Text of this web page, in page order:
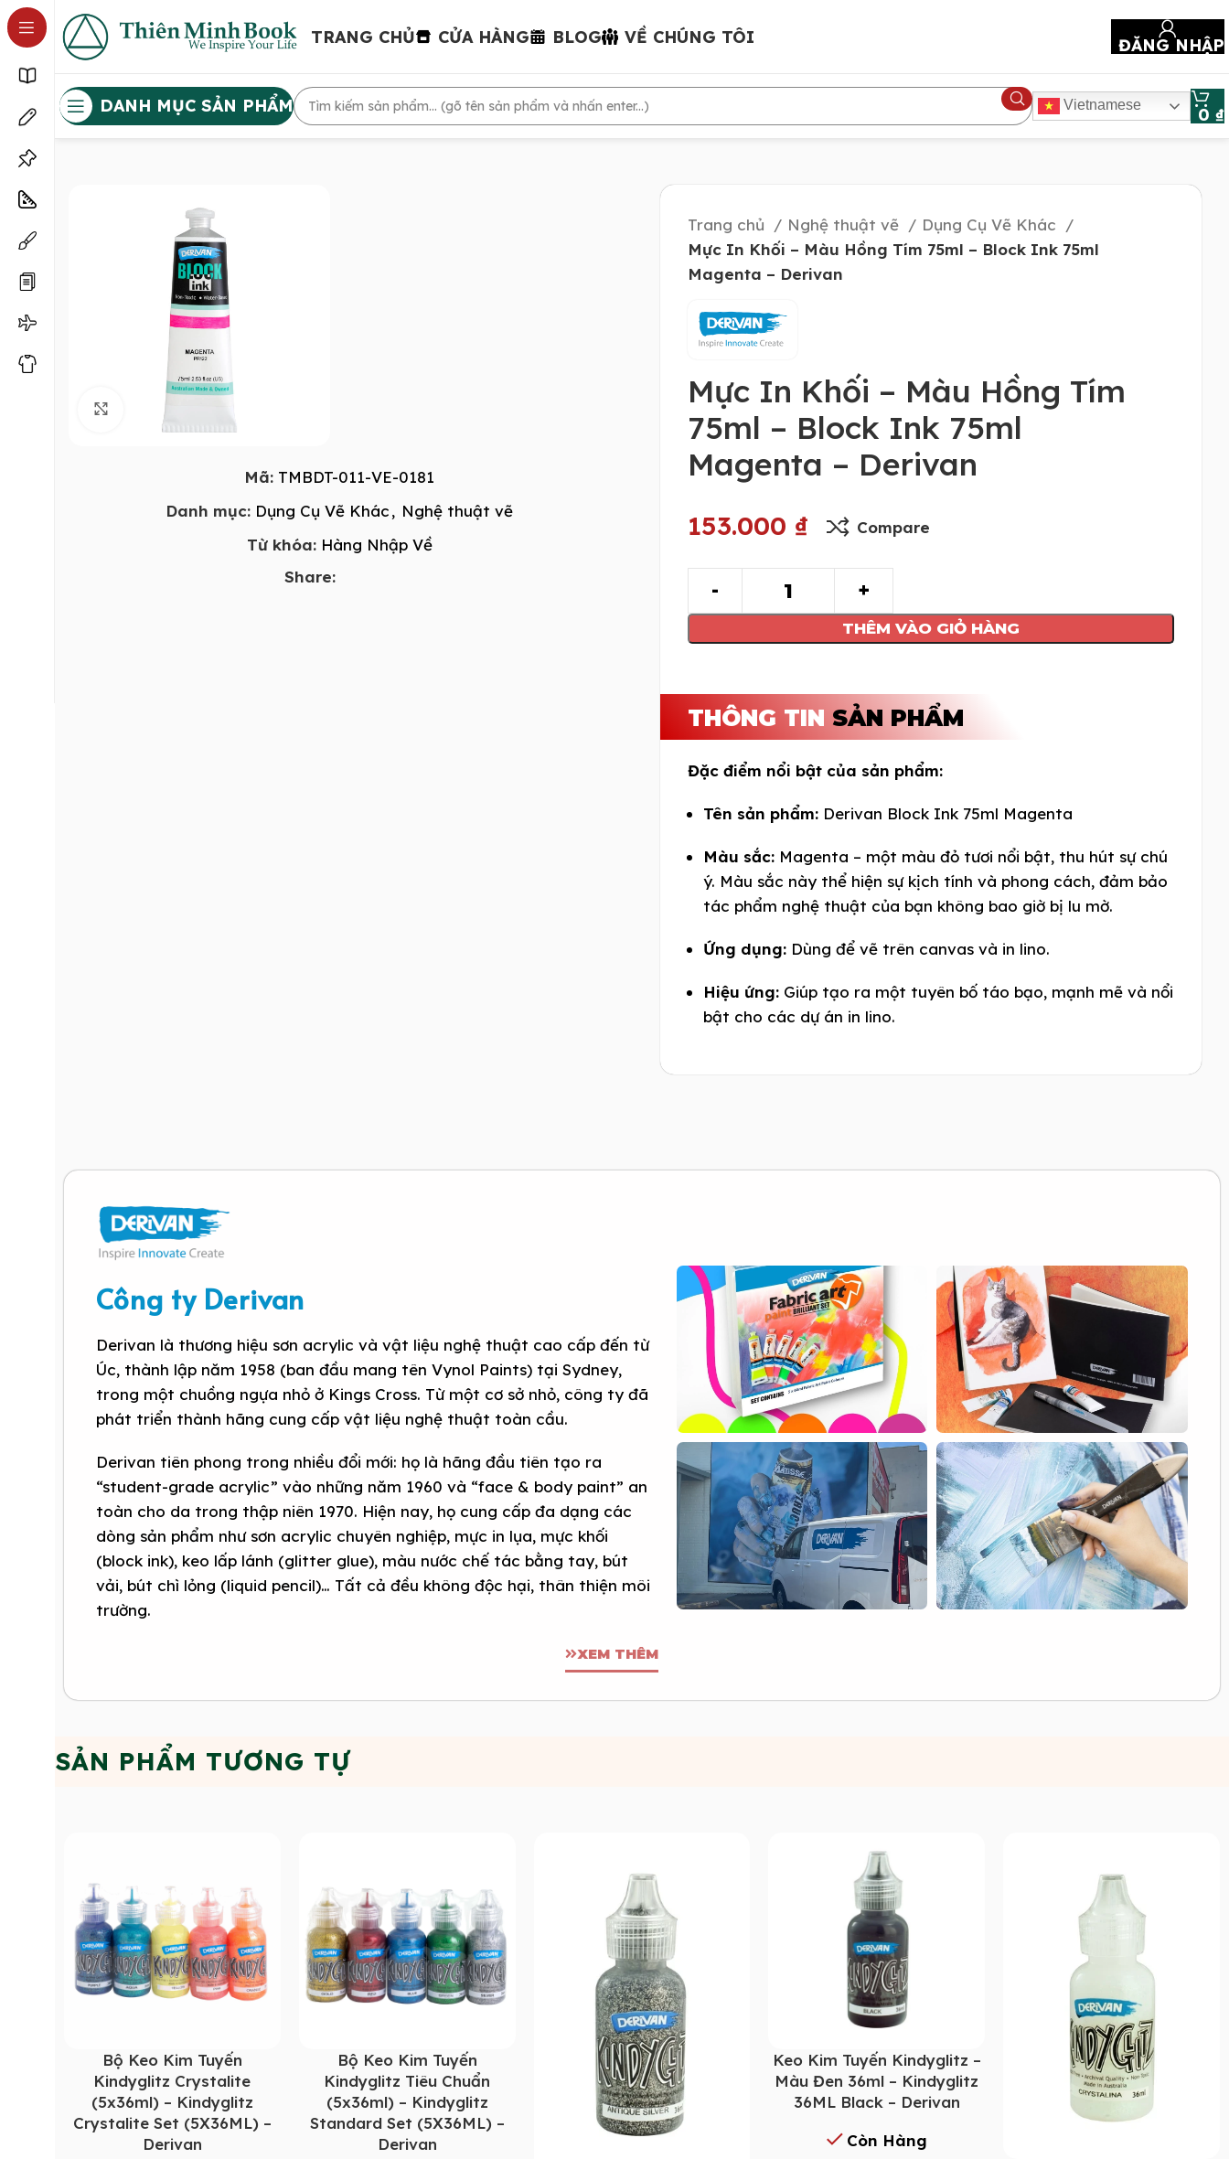
TRANG CHỦ CỬA HÀNG BLOG VỀ CHÚNG TÔI ĐĂNG NHẬP
DANH MỤC SẢN PHẨM Vietnamese 0 ₫
Click to enlarge
Mã: TMBDT-011-VE-0181
Danh mục: Dụng Cụ Vẽ Khác, Nghệ thuật vẽ
Từ khóa: Hàng Nhập Về
Share:
Trang chủ Nghệ thuật vẽ
Dụng Cụ Vẽ Khác
Mực In Khối – Màu Hồng Tím 75ml – Block Ink 75ml
Magenta – Derivan
Mực In Khối – Màu Hồng Tím
75ml – Block Ink 75ml
Magenta – Derivan
153.000 ₫ Compare
THÊM VÀO GIỎ HÀNG
THÔNG TIN SẢN PHẨM
Đặc điểm nổi bật của sản phẩm:
Tên sản phẩm: Derivan Block Ink 75ml Magenta
Màu sắc: Magenta – một màu đỏ tươi nổi bật, thu hút sự chú
ý. Màu sắc này thể hiện sự kịch tính và phong cách, đảm bảo
tác phẩm nghệ thuật của bạn không bao giờ bị lu mờ.
Ứng dụng: Dùng để vẽ trên canvas và in lino.
Hiệu ứng: Giúp tạo ra một tuyên bố táo bạo, mạnh mẽ và nổi
bật cho các dự án in lino.
Công ty Derivan
Derivan là thương hiệu sơn acrylic và vật liệu nghệ thuật cao cấp đến từ
Úc, thành lập năm 1958 (ban đầu mang tên Vynol Paints) tại Sydney,
trong một chuồng ngựa nhỏ ở Kings Cross. Từ một cơ sở nhỏ, công ty đã
phát triển thành hãng cung cấp vật liệu nghệ thuật toàn cầu.
Derivan tiên phong trong nhiều đổi mới: họ là hãng đầu tiên tạo ra
“student-grade acrylic” vào những năm 1960 và “face & body paint” an
toàn cho da trong thập niên 1970. Hiện nay, họ cung cấp đa dạng các
dòng sản phẩm như sơn acrylic chuyên nghiệp, mực in lụa, mực khối
(block ink), keo lấp lánh (glitter glue), màu nước chế tác bằng tay, bút
vải, bút chì lỏng (liquid pencil)… Tất cả đều không độc hại, thân thiện môi
trường.
XEM THÊM
SẢN PHẨM TƯƠNG TỰ
Bộ Keo Kim Tuyến
Kindyglitz Crystalite
(5x36ml) – Kindyglitz
Crystalite Set (5X36ML) –
Derivan
Bộ Keo Kim Tuyến
Kindyglitz Tiêu Chuẩn
(5x36ml) – Kindyglitz
Standard Set (5X36ML) –
Derivan
Keo Kim Tuyến Kindyglitz –
Màu Đen 36ml – Kindyglitz
36ML Black – Derivan
Còn Hàng